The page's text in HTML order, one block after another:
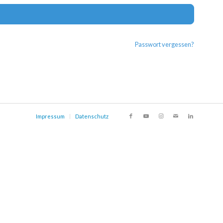
Passwort vergessen?
Impressum Datenschutz